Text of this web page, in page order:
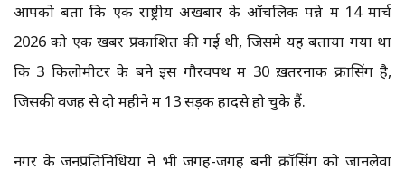
आपको बता कि एक राष्ट्रीय अखबार के आँचलिक पन्ने में 14 मार्च
2026 को एक खबर प्रकाशित की गई थी, जिसमे यह बताया गया था
कि 3 किलोमीटर के बने इस गौरवपथ में 30 ख़तरनाक क्रासिंग है,
जिसकी वजह से दो महीने में 13 सड़क हादसे हो चुके हैं.
नगर के जनप्रतिनिधियों ने भी जगह-जगह बनी क्रॉसिंग को जानलेवा